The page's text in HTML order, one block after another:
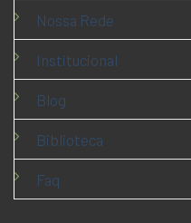
Nossa Rede
Institucional
Blog
Biblioteca
Faq